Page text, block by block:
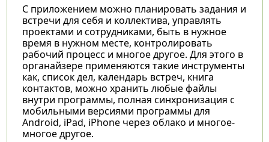
С приложением можно планировать задания и
встречи для себя и коллектива, управлять
проектами и сотрудниками, быть в нужное
время в нужном месте, контролировать
рабочий процесс и многое другое. Для этого в
органайзере применяются такие инструменты
как, список дел, календарь встреч, книга
контактов, можно хранить любые файлы
внутри программы, полная синхронизация с
мобильными версиями программы для
Android, iPad, iPhone через облако и многое-
многое другое.